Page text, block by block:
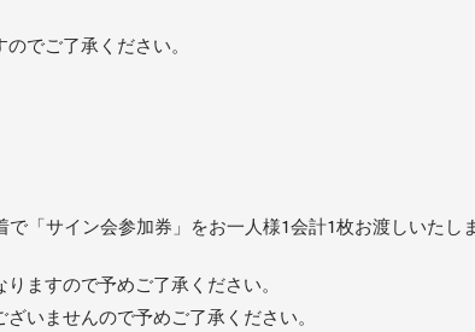
でご了承ください。
「サイン会参加券」をお一人様1会計1枚お渡しいたしま
ますので予めご了承ください。
いませんので予めご了承ください。